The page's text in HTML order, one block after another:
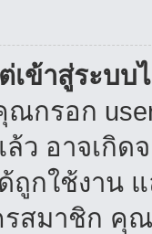
ข้าสู่ระบบ
กรอก
อาจเกิด
ถูกใช้งาน
สมาชิก คุ